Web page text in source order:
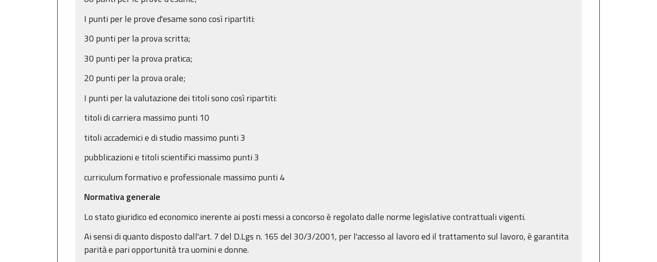
I punti per le prove d'esame sono così ripartiti:
30 punti per la prova scritta;
30 punti per la prova pratica;
20 punti per la prova orale;
I punti per la valutazione dei titoli sono così ripartiti:
titoli di carriera massimo punti 10
titoli accademici e di studio massimo punti 3
pubblicazioni e titoli scientifici massimo punti 3
curriculum formativo e professionale massimo punti 4
Normativa generale
Lo stato giuridico ed economico inerente ai posti messi a concorso è regolato dalle norme legislative contrattuali vigenti.
Ai sensi di quanto disposto dall'art. 7 del D.Lgs n. 165 del 30/3/2001, per l'accesso al lavoro ed il trattamento sul lavoro, è garantita
parità e pari opportunità tra uomini e donne.